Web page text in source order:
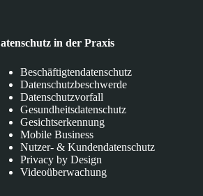
in der Praxis
Beschäftigtendatenschutz
Datenschutzbeschwerde
Datenschutzvorfall
Gesundheitsdatenschutz
Gesichtserkennung
Mobile Business
Nutzer- & Kundendatenschutz
Privacy by Design
Videoüberwachung